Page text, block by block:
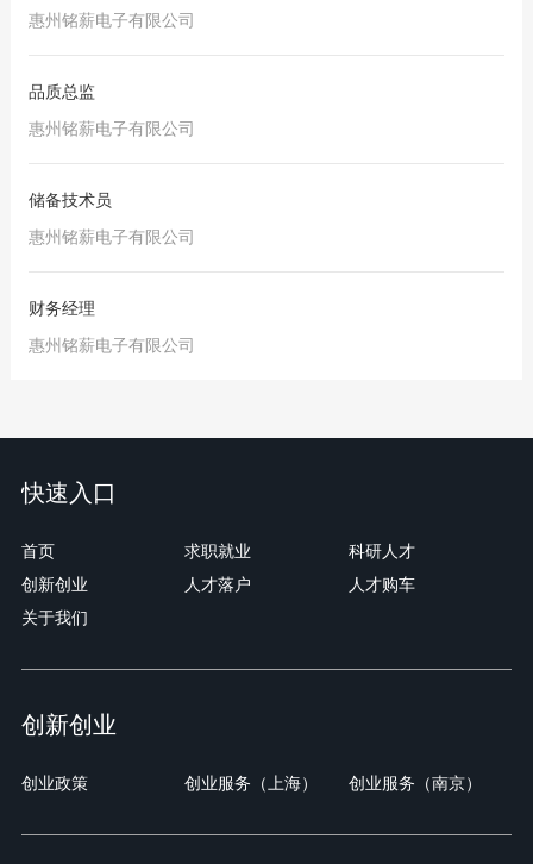
惠州铭薪电子有限公司
品质总监
惠州铭薪电子有限公司
储备技术员
惠州铭薪电子有限公司
财务经理
惠州铭薪电子有限公司
快速入口
首页 求职就业
科研人才
创新创业
人才落户
人才购车
关于我们
创新创业
创业政策 创业服务（上海） 创业服务（南京）